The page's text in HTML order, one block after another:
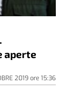
aperte
2019 ore 15:36